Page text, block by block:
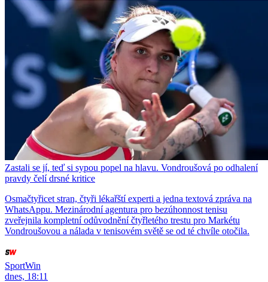
Zastali se jí, teď si sypou popel na hlavu. Vondroušová po odhalení
pravdy čelí drsné kritice
Osmačtyřicet stran, čtyři lékařští experti a jedna textová zpráva na
WhatsAppu. Mezinárodní agentura pro bezúhonnost tenisu
zveřejnila kompletní odůvodnění čtyřletého trestu pro Markétu
Vondroušovou a nálada v tenisovém světě se od té chvíle otočila.
SportWin
dnes, 18:11